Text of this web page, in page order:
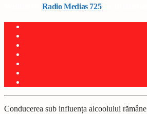
Radio Medias 725on 10
Conducerea sub influența alcoolului